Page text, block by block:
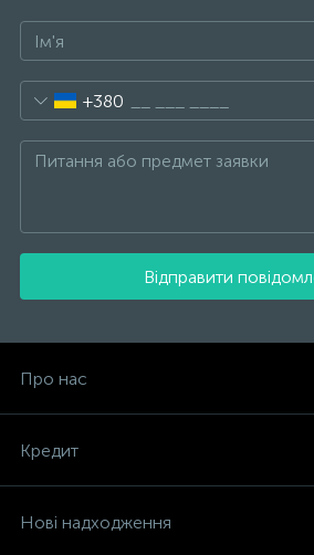
+380
Відправити
Про нас
Кредит
Нові надходження